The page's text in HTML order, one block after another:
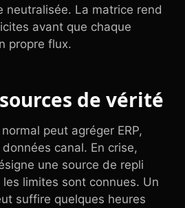
neutralisée. La matrice rend
avant que chaque
propre flux.
de vérité
peut agréger ERP,
canal. En crise,
une source de repli
limites sont connues. Un
suffire quelques heures